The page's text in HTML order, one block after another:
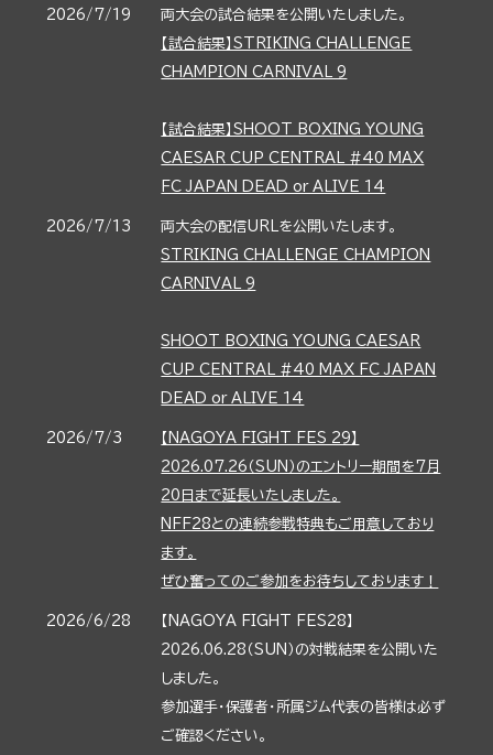
2026/7/19
両大会の試合結果を公開いたしました。
【試合結果】STRIKING CHALLENGE
CHAMPION CARNIVAL 9
【試合結果】SHOOT BOXING YOUNG
CAESAR CUP CENTRAL #40 MAX
FC JAPAN DEAD or ALIVE 14
2026/7/13
両大会の配信URLを公開いたします。
STRIKING CHALLENGE CHAMPION
CARNIVAL 9
SHOOT BOXING YOUNG CAESAR
CUP CENTRAL #40 MAX FC JAPAN
DEAD or ALIVE 14
2026/7/3
【NAGOYA FIGHT FES 29】
2026.07.26（SUN）のエントリー期間を7月
20日まで延長いたしました。
NFF28との連続参戦特典もご用意しており
ます。
ぜひ奮ってのご参加をお待ちしております！
2026/6/28
【NAGOYA FIGHT FES28】
2026.06.28（SUN）の対戦結果を公開いた
しました。
参加選手・保護者・所属ジム代表の皆様は必ず
ご確認ください。